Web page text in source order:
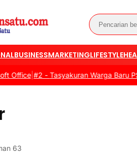
BUSINESSMARKETINGLIFESTYLE
|#2 -Tasyakuran Warga Baru
63